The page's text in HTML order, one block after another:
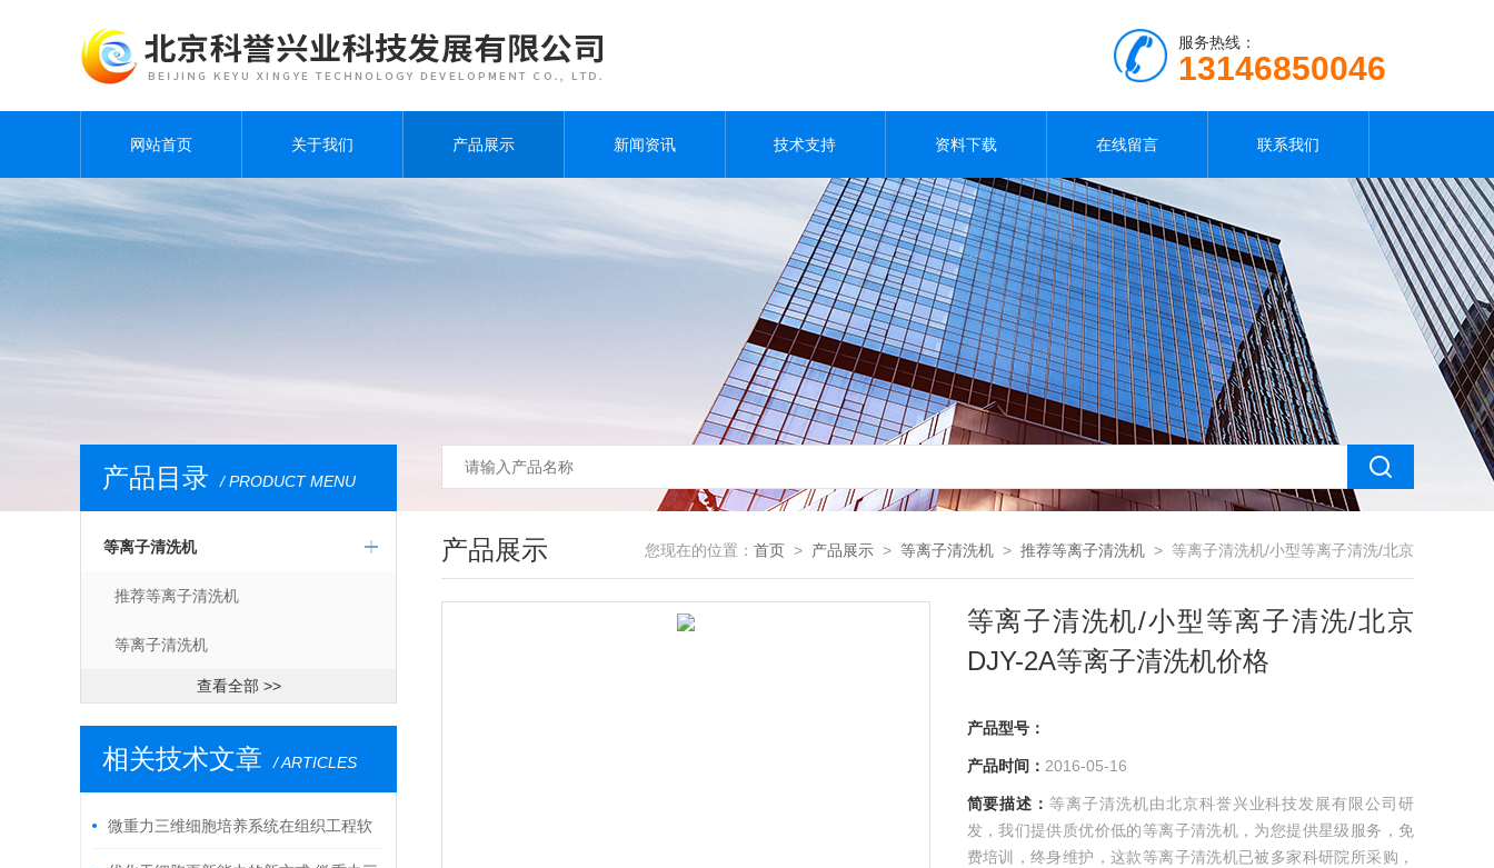
服务热线：
13146850046
网站首页 关于我们 产品展示 新闻资讯 技术支持 资料下载 在线留言 联系我们
产品目录 / PRODUCT MENU
等离子清洗机
推荐等离子清洗机
等离子清洗机
查看全部 >>
相关技术文章 / ARTICLES
微重力三维细胞培养系统在组织工程软
产品展示 您现在的位置： 首页 > 产品展示 > 等离子清洗机 > 推荐等离子清洗机 > 等离子清洗机/小型等离子清洗/北京
DJY-2A等离子清洗机价格
等离子清洗机/小型等离子清洗/北京
DJY-2A等离子清洗机价格
产品型号：
产品时间： 2016-05-16
简要描述： 等离子清洗机由北京科誉兴业科技发展有限公司研
发，我们提供质优价低的等离子清洗机，为您提供星级服务，免
费培训，终身维护，这款等离子清洗机已被多家科研院所采购，